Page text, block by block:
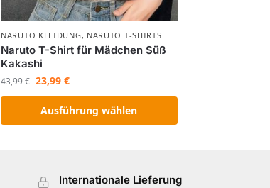
NARUTO KLEIDUNG, NARUTO T-SHIRTS
Naruto T-Shirt für Mädchen Süß
Kakashi
43,99€ 23,99€
Ausführung wählen
Internationale Lieferung